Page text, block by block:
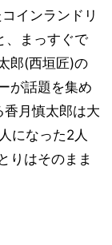
インランドリ
、まっすぐで
郎(西垣匠)の
が話題を集め
月慎太郎は大
になった2人
りはそのまま